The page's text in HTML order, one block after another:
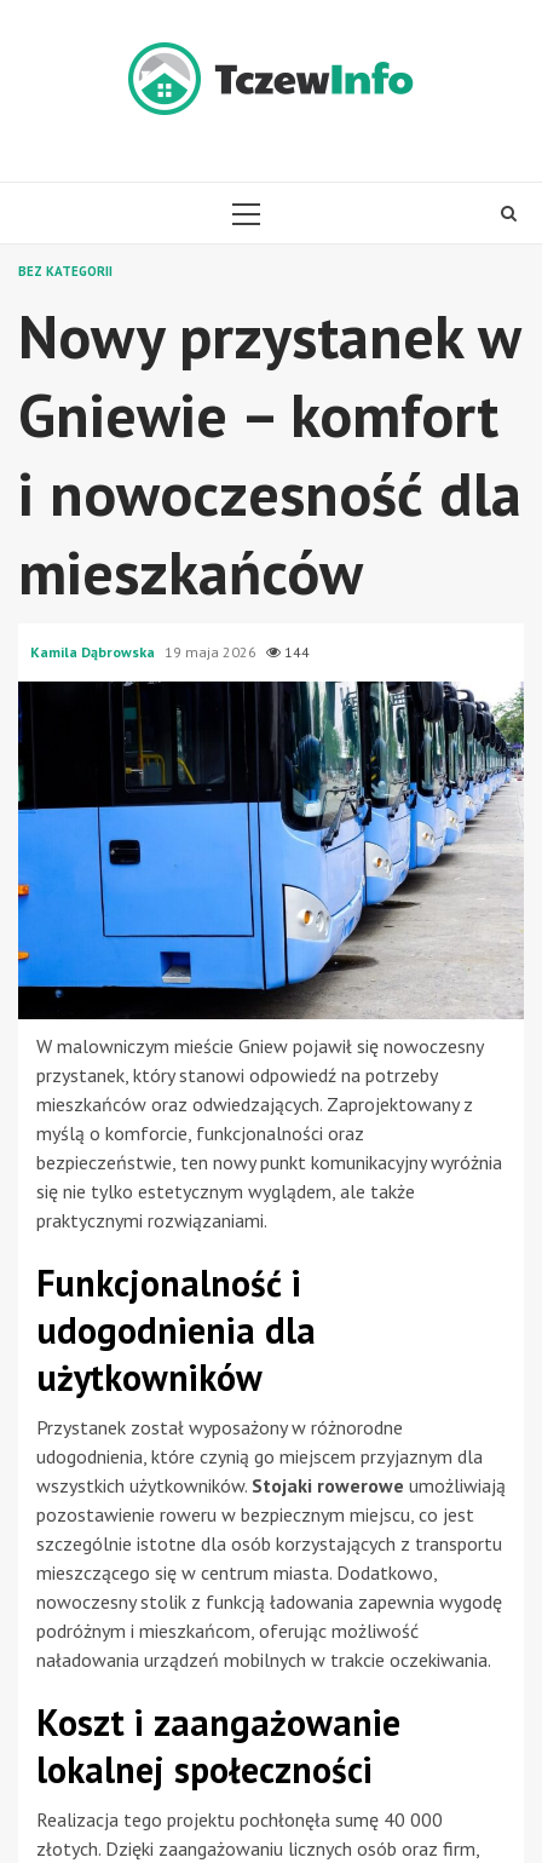
PRIMARY
BEZ KATEGORII
Nowy przystanek w
Gniewie – komfort
i nowoczesność dla
mieszkańców
Kamila Dąbrowska 19 maja 2026 144
W malowniczym mieście Gniew pojawił się nowoczesny
przystanek, który stanowi odpowiedź na potrzeby
mieszkańców oraz odwiedzających. Zaprojektowany z
myślą o komforcie, funkcjonalności oraz
bezpieczeństwie, ten nowy punkt komunikacyjny wyróżnia
się nie tylko estetycznym wyglądem, ale także
praktycznymi rozwiązaniami.
Funkcjonalność i
udogodnienia dla
użytkowników
Przystanek został wyposażony w różnorodne
udogodnienia, które czynią go miejscem przyjaznym dla
wszystkich użytkowników. Stojaki rowerowe umożliwiają
pozostawienie roweru w bezpiecznym miejscu, co jest
szczególnie istotne dla osób korzystających z transportu
mieszczącego się w centrum miasta. Dodatkowo,
nowoczesny stolik z funkcją ładowania zapewnia wygodę
podróżnym i mieszkańcom, oferując możliwość
naładowania urządzeń mobilnych w trakcie oczekiwania.
Koszt i zaangażowanie
lokalnej społeczności
Realizacja tego projektu pochłonęła sumę 40 000
złotych. Dzięki zaangażowaniu licznych osób oraz firm,